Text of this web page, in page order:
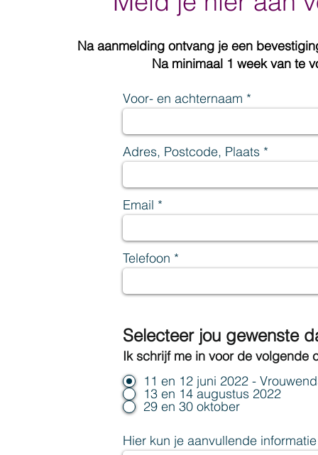
Voor- en achternaam
Adres, Postcode, Plaats
Email
Telefoon
11 en 12 juni 2022 -
13 en 14 augustus 2022
29 en 30 oktober
Hier kun je aanvullende
Selecteer jou gewenste
Ik schrijf me in voor de volgende
Na aanmelding ontvang je een
Na minimaal 1 week van te